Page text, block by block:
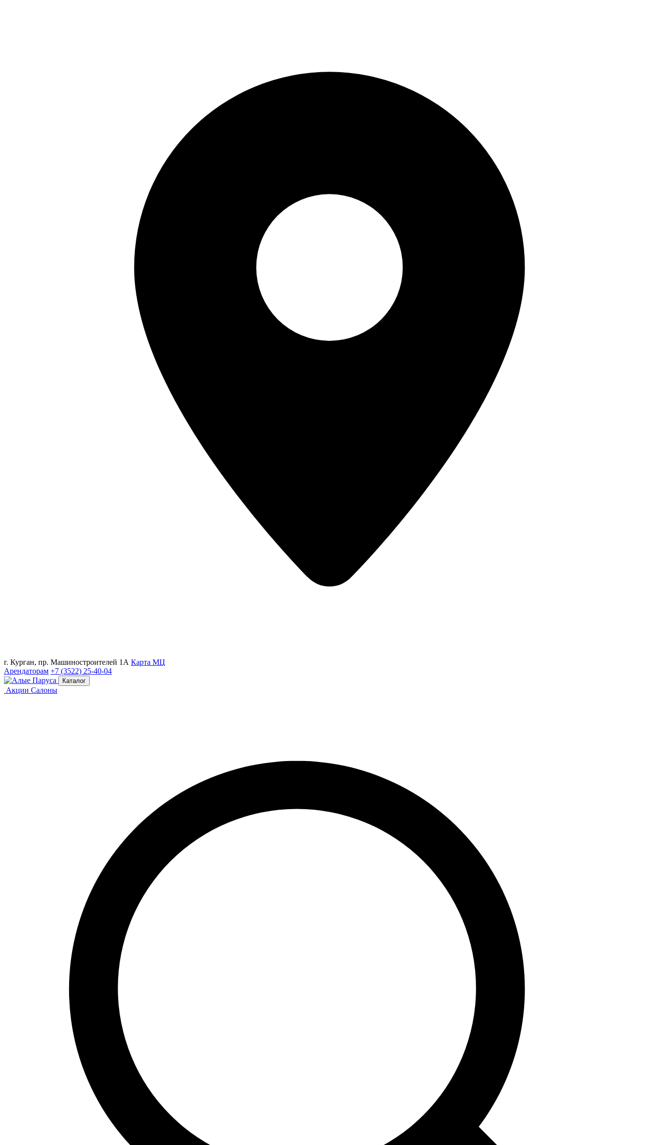
г. Курган, пр. Машиностроителей 1А Карта МЦ
Арендаторам +7 (3522) 25-40-04
Каталог
Акции Салоны